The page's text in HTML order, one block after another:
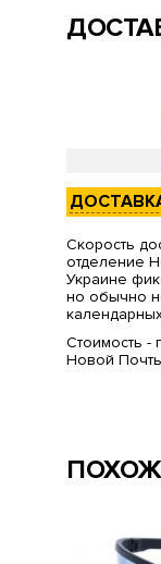
Скорость
отделение
Украине
но обычно
Стоимость -
Новой